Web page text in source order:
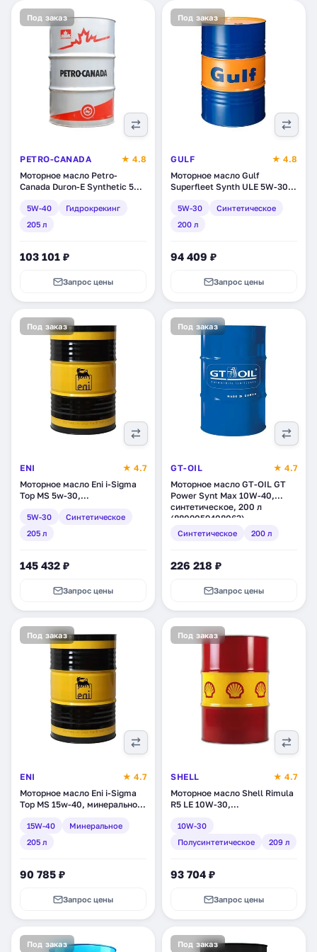
Под заказ
PETRO-CANADA
★ 4.8
Моторное масло Petro-
Canada Duron-E Synthetic 5W-
гидрокрекинг, 205 л
(DESYN54DRM)
5W-40
Гидрокрекинг
205 л
103 101 ₽
Запрос цены
Под заказ
GULF
★ 4.8
Моторное масло Gulf
Superfleet Synth ULE 5W-30,
(120147501138)
5W-30
Синтетическое
200 л
94 409 ₽
Запрос цены
Под заказ
ENI
★ 4.7
Моторное масло Eni i-Sigma
Top MS 5w-30,
(106810)
5W-30
Синтетическое
205 л
145 432 ₽
Запрос цены
Под заказ
GT-OIL
★ 4.7
Моторное масло GT-OIL GT
Power Synt Max 10W-40,
синтетическое, 200 л
(8809059408063)
Синтетическое 200 л
226 218 ₽
Запрос цены
Под заказ
ENI
★ 4.7
Моторное масло Eni i-Sigma
Top MS 15w-40, минеральное,
15W-40
Минеральное
205 л
90 785 ₽
Запрос цены
Под заказ
SHELL
★ 4.7
Моторное масло Shell Rimula
R5 LE 10W-30,
(550047175)
10W-30
Полусинтетическое
209 л
93 704 ₽
Запрос цены
Под заказ Под заказ